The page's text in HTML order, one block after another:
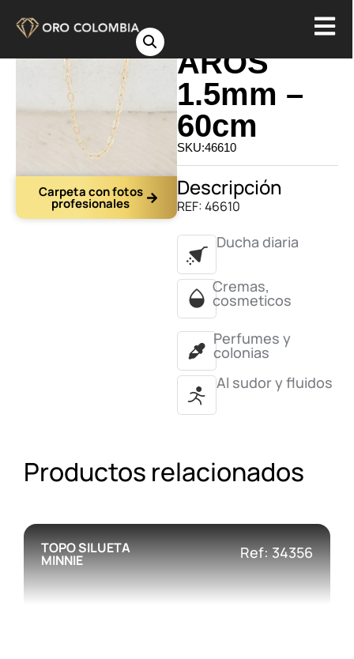
Carpeta con fotos
profesionales
AROS
1.5mm –
60cm
SKU:46610
Descripción
REF: 46610
Ducha diaria
Cremas,
cosmeticos
Perfumes y
colonias
Al sudor y fluidos
Productos relacionados
TOPO SILUETA
MINNIE Ref: 34356